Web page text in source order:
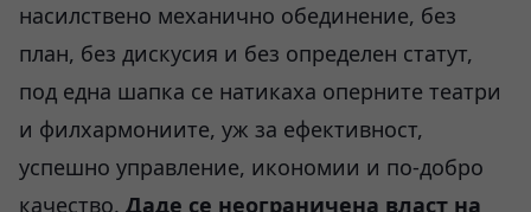
насилствено механично обединение, без
план, без дискусия и без определен статут,
под една шапка се натикаха оперните театри
и филхармониите, уж за ефективност,
успешно управление, икономии и по-добро
качество. Даде се неограничена власт на